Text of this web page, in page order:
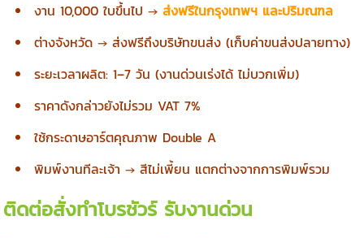
งาน 10,000 ใบขึ้นไป →ส่งฟรีในกรุงเทพฯ และปริมณฑล
ต่างจังหวัด → ส่งฟรีถึงบริษัทขนส่ง (เก็บค่าขนส่งปลายทาง)
ระยะเวลาผลิต: 1–7 วัน (งานด่วนเร่งได้ ไม่บวกเพิ่ม)
ราคาดังกล่าวยังไม่รวม VAT 7%
ใช้กระดาษอาร์ตคุณภาพ Double A
พิมพ์งานทีละเจ้า → สีไม่เพี้ยน แตกต่างจากการพิมพ์รวม
ติดต่อสั่งทำโบรชัวร์ รับงานด่วน